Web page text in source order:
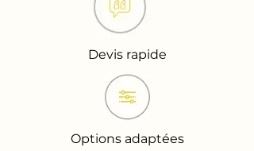
Devis rapide
Options adaptées